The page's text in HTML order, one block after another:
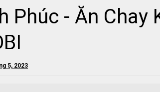
Phúc - Ăn Chay
5, 2023